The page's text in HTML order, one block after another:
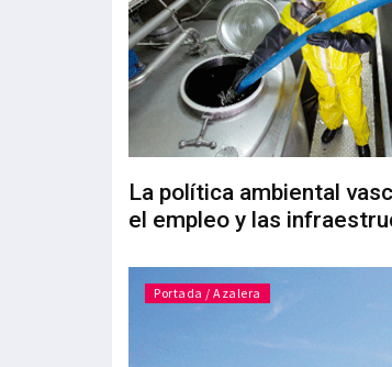
La política ambiental
el empleo y las
Portada / Azalera